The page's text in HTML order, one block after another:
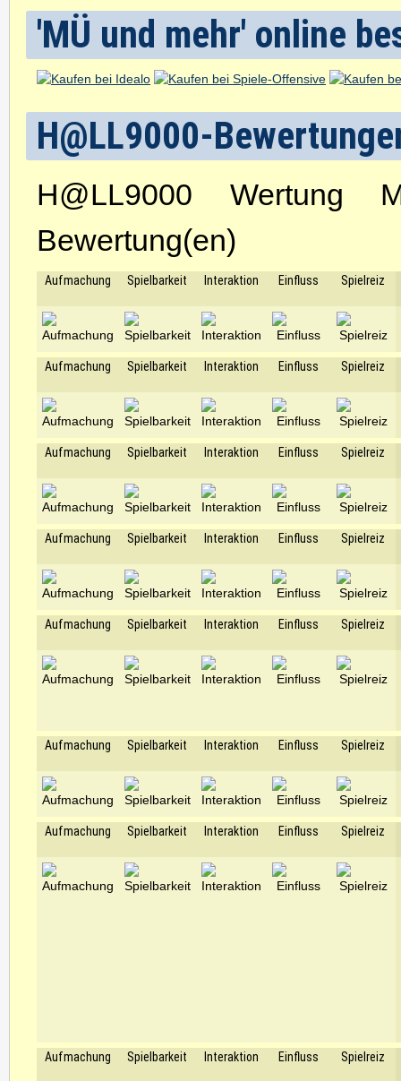
'MÜ und mehr' online
H@LL9000-
H@LL9000
Bewertung(en)
Aufmachung Spielbarkeit Interaktion Einfluss Spielreiz
Aufmachung Spielbarkeit Interaktion Einfluss Spielreiz
Aufmachung Spielbarkeit Interaktion Einfluss Spielreiz
Aufmachung Spielbarkeit Interaktion Einfluss Spielreiz
Aufmachung Spielbarkeit Interaktion Einfluss Spielreiz
Aufmachung Spielbarkeit Interaktion Einfluss Spielreiz
Aufmachung Spielbarkeit Interaktion Einfluss Spielreiz
Aufmachung Spielbarkeit Interaktion Einfluss Spielreiz